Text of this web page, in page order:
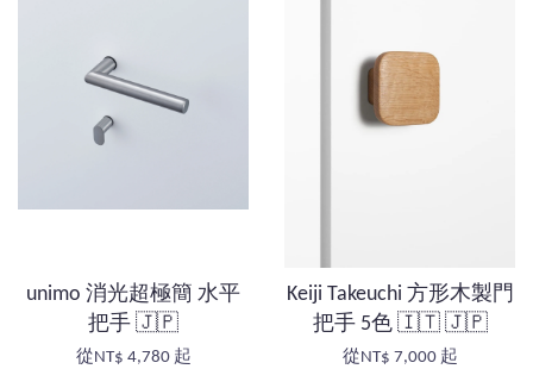
unimo 消光超極簡 水平
把手 🇯🇵
從NT$ 4,780 起
Keiji Takeuchi 方形木製門
把手 5色 🇮🇹 🇯🇵
從NT$ 7,000 起